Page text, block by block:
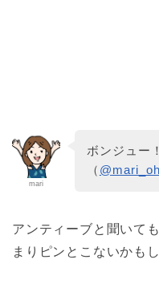
mari
ボンジュー
（
アンティーブと聞いて
まりピンとこないかも